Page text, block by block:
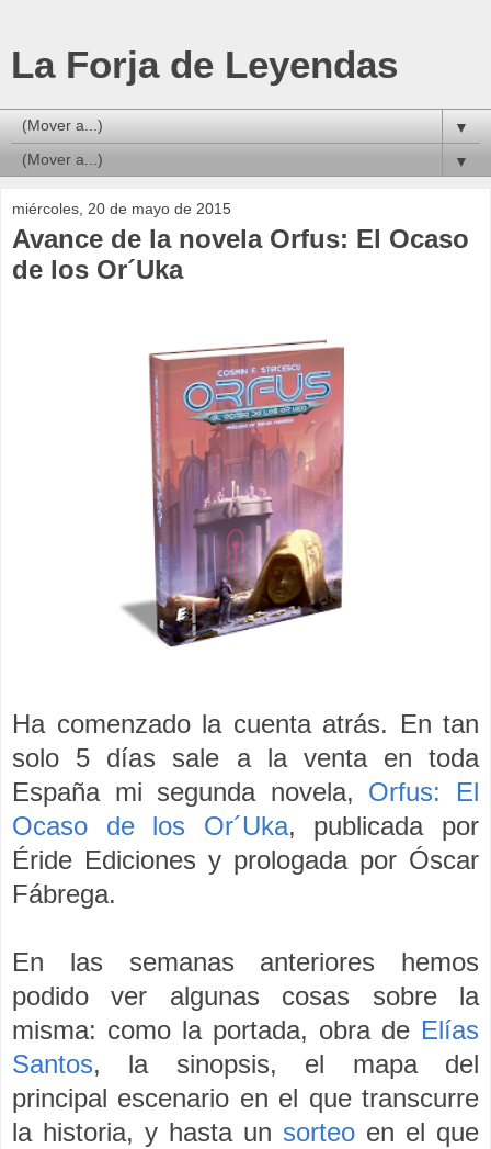
La Forja de Leyendas
▼
▼
miércoles, 20 de mayo de 2015
Avance de la novela Orfus: El Ocaso
de los Or´Uka
Ha comenzado la cuenta atrás. En tan
solo 5 días sale a la venta en toda
España mi segunda novela, Orfus: El
Ocaso de los Or´Uka, publicada por
Éride Ediciones y prologada por Óscar
Fábrega.
En las semanas anteriores hemos
podido ver algunas cosas sobre la
misma: como la portada, obra de Elías
Santos, la sinopsis, el mapa del
principal escenario en el que transcurre
la historia, y hasta un sorteo en el que